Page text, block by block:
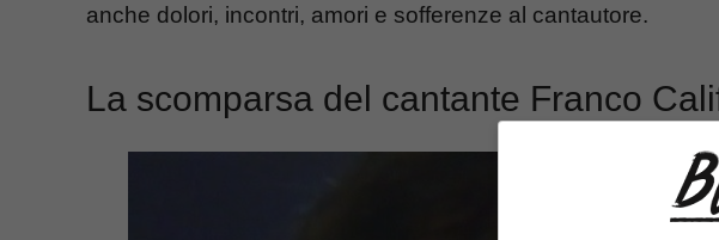
anche dolori, incontri, amori e sofferenze al cantautore.
La scomparsa del cantante Franco